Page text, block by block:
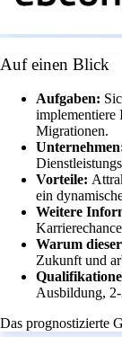
Auf einen Blick
Aufgaben:
implementiere
Migrationen.
Vorteile:
ein
Weitere
Warum
Zukunft und
Ausbildung,
Das prognostizierte